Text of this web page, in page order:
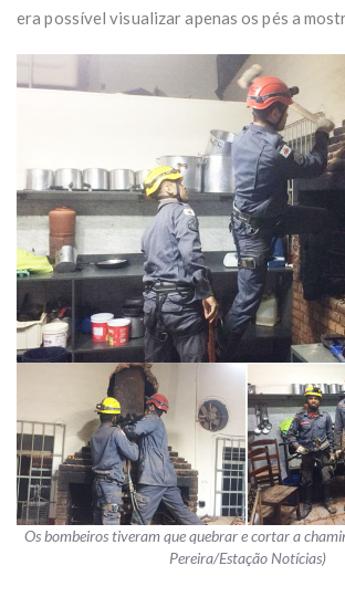
era possível visualizar apenas os pés a
Os bombeiros tiveram que quebrar e cortar a
Pereira/Estação Notícias)